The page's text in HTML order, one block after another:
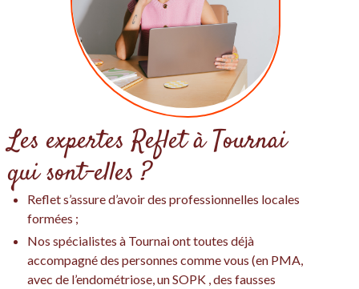
Les expertes Reflet à Tournai
qui sont-elles ?
Reflet s’assure d’avoir des professionnelles locales
formées ;
Nos spécialistes à Tournai ont toutes déjà
accompagné des personnes comme vous (en PMA,
avec de l’endométriose, un SOPK , des fausses